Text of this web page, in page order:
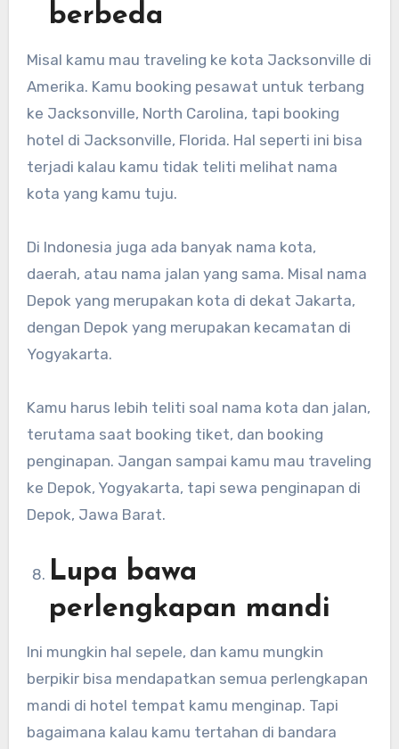
berbeda
Misal kamu mau traveling ke kota Jacksonville di
Amerika. Kamu booking pesawat untuk terbang
ke Jacksonville, North Carolina, tapi booking
hotel di Jacksonville, Florida. Hal seperti ini bisa
terjadi kalau kamu tidak teliti melihat nama
kota yang kamu tuju.
Di Indonesia juga ada banyak nama kota,
daerah, atau nama jalan yang sama. Misal nama
Depok yang merupakan kota di dekat Jakarta,
dengan Depok yang merupakan kecamatan di
Yogyakarta.
Kamu harus lebih teliti soal nama kota dan jalan,
terutama saat booking tiket, dan booking
penginapan. Jangan sampai kamu mau traveling
ke Depok, Yogyakarta, tapi sewa penginapan di
Depok, Jawa Barat.
Lupa bawa
perlengkapan mandi
Ini mungkin hal sepele, dan kamu mungkin
berpikir bisa mendapatkan semua perlengkapan
mandi di hotel tempat kamu menginap. Tapi
bagaimana kalau kamu tertahan di bandara